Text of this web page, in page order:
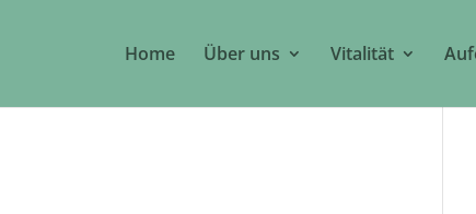
Home Über uns Vitalität